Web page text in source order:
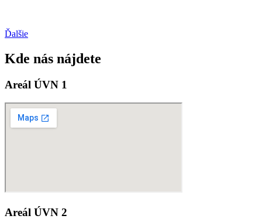
Ďalšie
Kde nás nájdete
Areál ÚVN 1
Areál ÚVN 2